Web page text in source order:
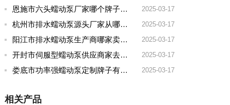
2025-03-17
恩施市六头蠕动泵厂家哪个牌子好用
2025-03-17
杭州市排水蠕动泵源头厂家从哪家拿货质量好
2025-03-17
阳江市排水蠕动泵生产商哪家卖的好
2025-03-17
开封市伺服型蠕动泵供应商家去哪家买好点实惠
2025-03-17
娄底市功率强蠕动泵定制牌子有哪些好
相关产品